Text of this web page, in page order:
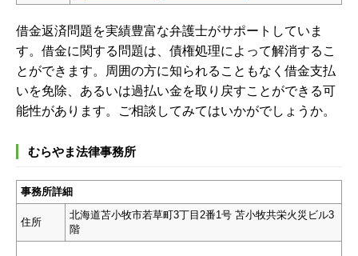
借金返済問題を実績豊富な弁護士がサポートしていま
す。借金に関する問題は、債権処理によって解消するこ
とができます。周囲の方に知られることもなく借金支払
いを免除、あるいは過払い金を取り戻すことができる可
能性があります。ご相談してみてはいかがでしょうか。
むらやま法律事務所
事務所詳細
住所
北海道苫小牧市若草町3丁目2番1号 苫小牧共栄火災ビル3
階